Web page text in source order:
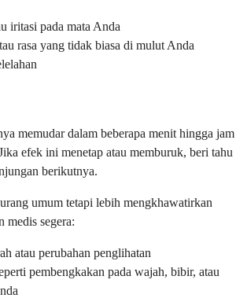
iritasi pada mata Anda
rasa yang tidak biasa di mulut Anda
memudar dalam beberapa menit hingga jam
efek ini menetap atau memburuk, beri tahu
berikutnya.
umum tetapi lebih mengkhawatirkan
medis segera:
atau perubahan penglihatan
pembengkakan pada wajah, bibir, atau